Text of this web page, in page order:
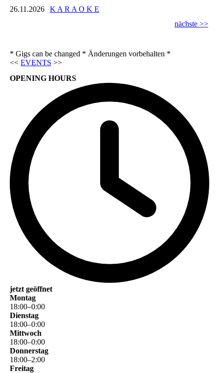
26.11.2026
K A R A O K E
nächste >>
* Gigs can be changed * Änderungen vorbehalten *
<< EVENTS >>
OPENING HOURS
jetzt geöffnet
Montag
18:00–0:00
Dienstag
18:00–0:00
Mittwoch
18:00–0:00
Donnerstag
18:00–2:00
Freitag